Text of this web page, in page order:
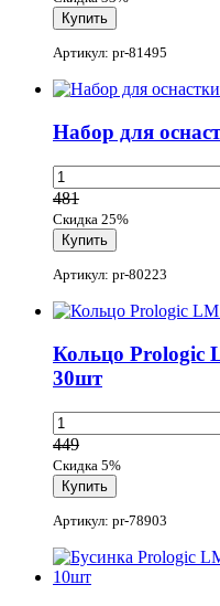
Артикул: pr-81495
Набор для
481
Скидка 25%
Артикул: pr-80223
Кольцо Prologic
30шт
449
Скидка 5%
Артикул: pr-78903